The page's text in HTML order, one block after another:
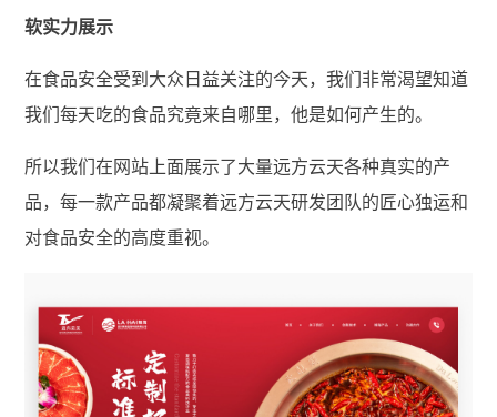
软实力展示
在食品安全受到大众日益关注的今天，我们非常渴望知道
我们每天吃的食品究竟来自哪里，他是如何产生的。
所以我们在网站上面展示了大量远方云天各种真实的产
品，每一款产品都凝聚着远方云天研发团队的匠心独运和
对食品安全的高度重视。